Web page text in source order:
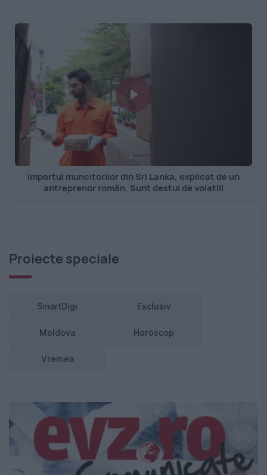
Importul muncitorilor din Sri Lanka, explicat de un
antreprenor român. Sunt destul de volatili
Proiecte speciale
SmartDigi Exclusiv
Moldova Horoscop
Vremea